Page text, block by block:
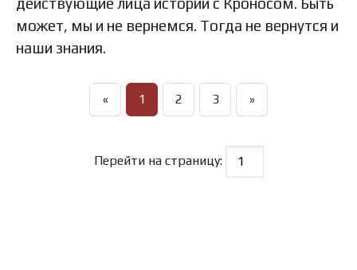
может, мы и не вернемся. Тогда не вернутся и
наши знания.
« 1 2 3 »
Перейти на страницу: